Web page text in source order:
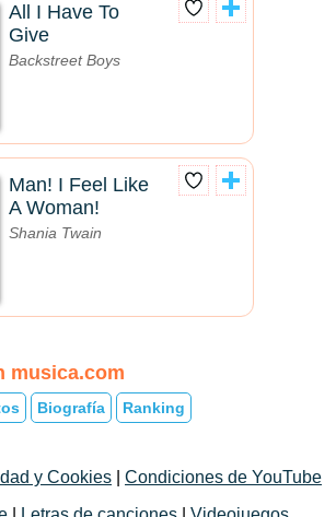
All I Have To
Give
Backstreet Boys
Man! I Feel Like
A Woman!
Shania Twain
musica.com
Biografía Ranking
y Cookies
Condiciones de YouTube